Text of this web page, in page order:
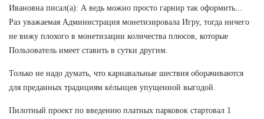
Ивановна писал(а): А ведь можно просто гарнир так оформить...
Раз уважаемая Администрация монетизировала Игру, тогда ничего
не вижу плохого в монетизации количества плюсов, которые
Пользователь имеет ставить в сутки другим.
Только не надо думать, что карнавальные шествия оборачиваются
для преданных традициям кёльнцев упущенной выгодой.
Пилотный проект по введению платных парковок стартовал 1